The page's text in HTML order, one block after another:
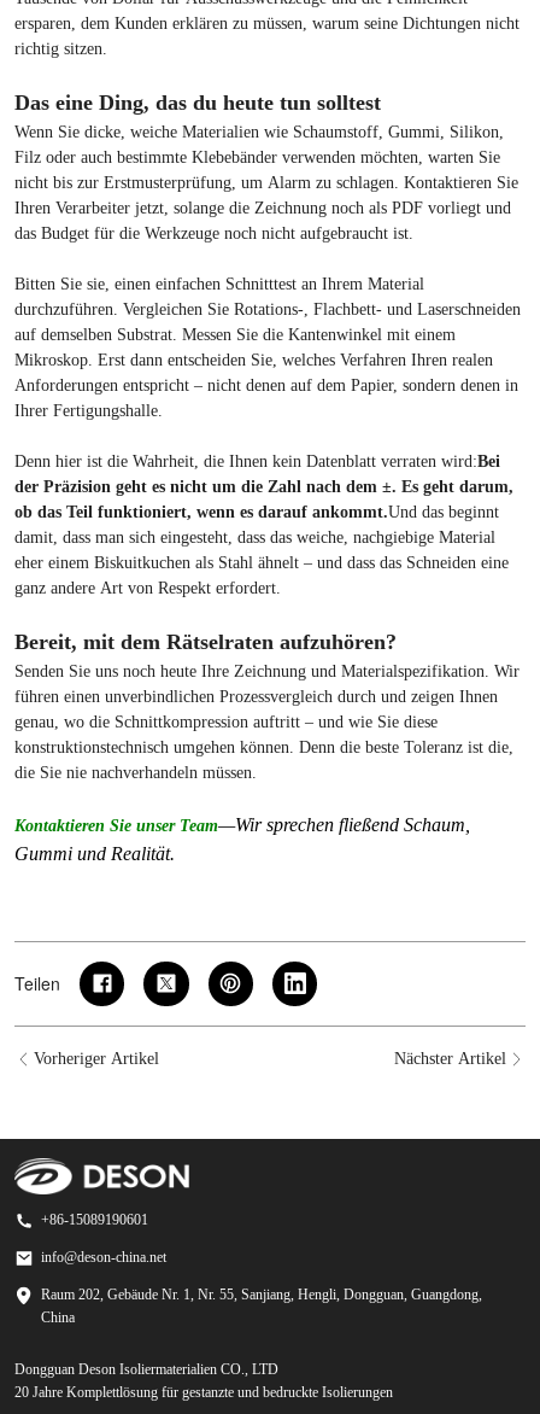
ersparen, dem Kunden erklären zu müssen, warum seine Dichtungen nicht
richtig sitzen.
Das eine Ding, das du heute tun solltest
Wenn Sie dicke, weiche Materialien wie Schaumstoff, Gummi, Silikon,
Filz oder auch bestimmte Klebebänder verwenden möchten, warten Sie
nicht bis zur Erstmusterprüfung, um Alarm zu schlagen. Kontaktieren Sie
Ihren Verarbeiter jetzt, solange die Zeichnung noch als PDF vorliegt und
das Budget für die Werkzeuge noch nicht aufgebraucht ist.
Bitten Sie sie, einen einfachen Schnitttest an Ihrem Material
durchzuführen. Vergleichen Sie Rotations-, Flachbett- und Laserschneiden
auf demselben Substrat. Messen Sie die Kantenwinkel mit einem
Mikroskop. Erst dann entscheiden Sie, welches Verfahren Ihren realen
Anforderungen entspricht – nicht denen auf dem Papier, sondern denen in
Ihrer Fertigungshalle.
Denn hier ist die Wahrheit, die Ihnen kein Datenblatt verraten wird:Bei
der Präzision geht es nicht um die Zahl nach dem ±. Es geht darum,
ob das Teil funktioniert, wenn es darauf ankommt.Und das beginnt
damit, dass man sich eingesteht, dass das weiche, nachgiebige Material
eher einem Biskuitkuchen als Stahl ähnelt – und dass das Schneiden eine
ganz andere Art von Respekt erfordert.
Bereit, mit dem Rätselraten aufzuhören?
Senden Sie uns noch heute Ihre Zeichnung und Materialspezifikation. Wir
führen einen unverbindlichen Prozessvergleich durch und zeigen Ihnen
genau, wo die Schnittkompression auftritt – und wie Sie diese
konstruktionstechnisch umgehen können. Denn die beste Toleranz ist die,
die Sie nie nachverhandeln müssen.
Kontaktieren Sie unser Team—Wir sprechen fließend Schaum,
Gummi und Realität.
Teilen
Vorheriger Artikel Nächster Artikel
+86-15089190601
info@deson-china.net
Raum 202, Gebäude Nr. 1, Nr. 55, Sanjiang, Hengli, Dongguan, Guangdong,
China
Dongguan Deson Isoliermaterialien CO., LTD
20 Jahre Komplettlösung für gestanzte und bedruckte Isolierungen